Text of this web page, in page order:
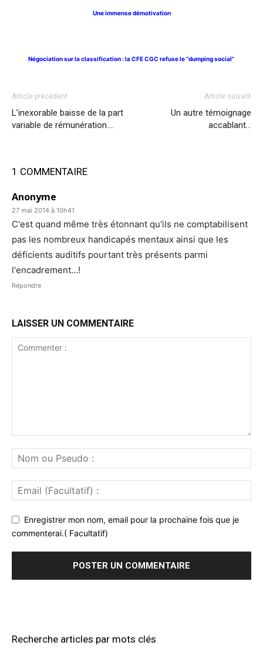
Une immense démotivation
Négociation sur la classification : la CFE CGC refuse le “dumping social”
Article précédent
L’inexorable baisse de la part
variable de rémunération….
Article suivant
Un autre témoignage
accablant…
1 COMMENTAIRE
Anonyme
27 mai 2014 à 10h41
C'est quand même très étonnant qu'ils ne comptabilisent
pas les nombreux handicapés mentaux ainsi que les
déficients auditifs pourtant très présents parmi
l'encadrement…!
Répondre
LAISSER UN COMMENTAIRE
Enregistrer mon nom, email pour la prochaine fois que je
commenterai.( Facultatif)
Recherche articles par mots clés